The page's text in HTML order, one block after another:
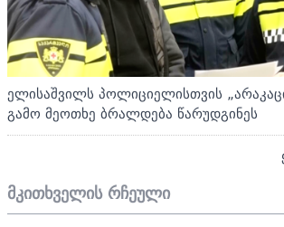
ელისაშვილს პოლიციელისთვის
გამო მეოთხე ბრალდება წარუდგინეს
მკითხველის რჩეული